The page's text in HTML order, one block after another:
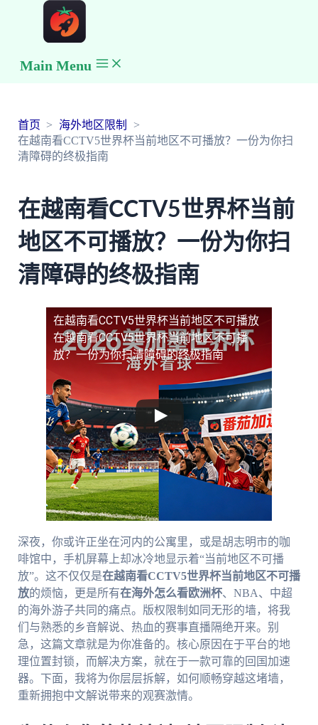
Main Menu
首页
海外地区限制
在越南看CCTV5世界杯当前地区不可播放？一份为你扫
清障碍的终极指南
在越南看CCTV5世界杯当前
地区不可播放？一份为你扫
清障碍的终极指南
在越南看CCTV5世界杯当前地区不可播放
在越南看CCTV5世界杯当前地区不可播
放？一份为你扫清障碍的终极指南
深夜，你或许正坐在河内的公寓里，或是胡志明市的咖
啡馆中，手机屏幕上却冰冷地显示着“当前地区不可播
放”。这不仅仅是在越南看CCTV5世界杯当前地区不可播
放的烦恼，更是所有在海外怎么看欧洲杯、NBA、中超
的海外游子共同的痛点。版权限制如同无形的墙，将我
们与熟悉的乡音解说、热血的赛事直播隔绝开来。别
急，这篇文章就是为你准备的。核心原因在于平台的地
理位置封锁，而解决方案，就在于一款可靠的回国加速
器。下面，我将为你层层拆解，如何顺畅穿越这堵墙，
重新拥抱中文解说带来的观赛激情。